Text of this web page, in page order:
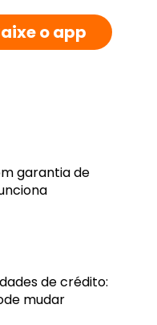
o app
garantia de
de crédito:
mudar